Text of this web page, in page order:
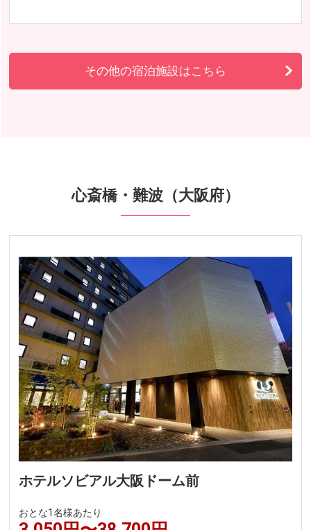
その他の宿泊施設はこちら
心斎橋・難波（大阪府）
ホテルソビアル大阪ドーム前
おとな1名様あたり